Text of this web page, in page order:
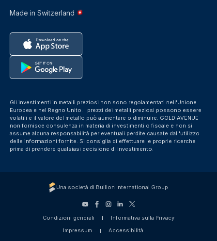
Made in Switzerland
Gli investimenti in metalli preziosi non sono regolamentati nell'Unione
Europea e nel Regno Unito. I prezzi dei metalli preziosi possono essere
volatili e il valore del metallo può aumentare o diminuire. GOLD AVENUE
non fornisce consulenza in materia di investimenti o fiscale e non si
assume alcuna responsabilità per eventuali perdite causate dall'utilizzo
delle informazioni fornite. Si consiglia di effettuare le proprie ricerche
prima di prendere qualsiasi decisione di investimento.
Una società di Bullion International Group
Condizioni generali
Informativa sulla Privacy
Impressum
Accessibilità